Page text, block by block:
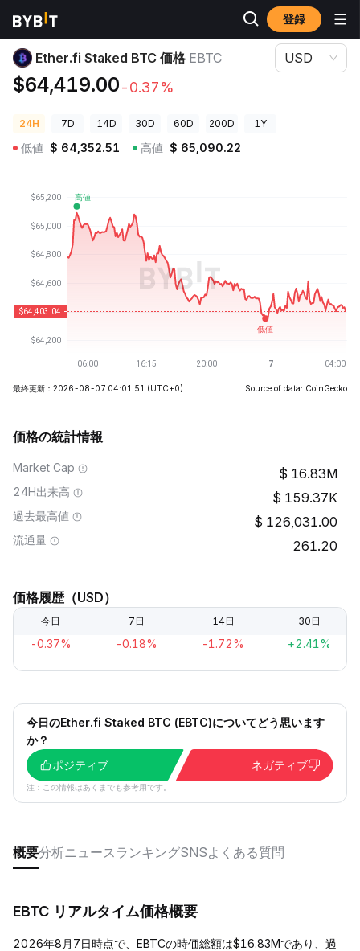
登録
暗号資産価格
Ether.fi Staked BTC 価格 EBTC
$64,419.00-0.37%
USD
24H 7D 14D 30D 60D 200D 1Y
低値 $ 64,352.51 高値 $ 65,090.22
最終更新：2026-08-07 04:01:51 (UTC+0) Source of data: CoinGecko
価格の統計情報
Market Cap 16.83M
24H出来高 159.37K
過去最高値 126,031.00
流通量 261.20
価格履歴（USD）
今日 7日 14日 30日
-0.37% -0.18% -1.72% +2.41%
今日のEther.fi Staked BTC (EBTC)についてどう思います
か？
ポジティブ
ネガティブ
注：この情報はあくまでも参考用です。
概要分析ニュース ランキングSNSよくある質問
EBTC リアルタイム価格概要
2026年8月7日時点で、EBTCの時価総額は$16.83Mであり、過